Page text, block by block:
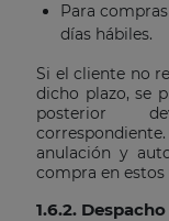
Para
días hábiles.
Si el cliente no
dicho plazo, se
posterior
anulación y
compra en
1.6.2.